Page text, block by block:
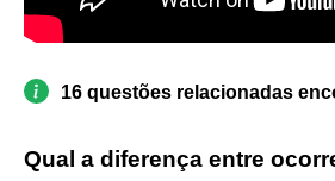
16 questões relacionadas
Qual a diferença entre